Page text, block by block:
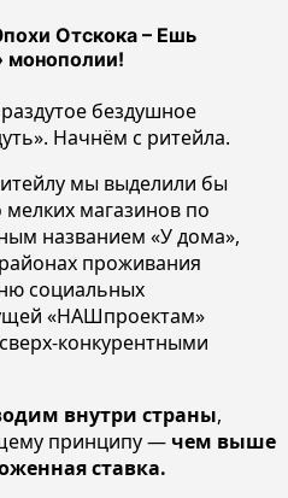
Отскока – Ешь
монополии!
бездушное
Начнём с ритейла.
мы выделили бы
магазинов по
названием «У дома»,
проживания
социальных
«НАШпроектам»
конкурентными
внутри страны,
принципу — чем выше
ставка.